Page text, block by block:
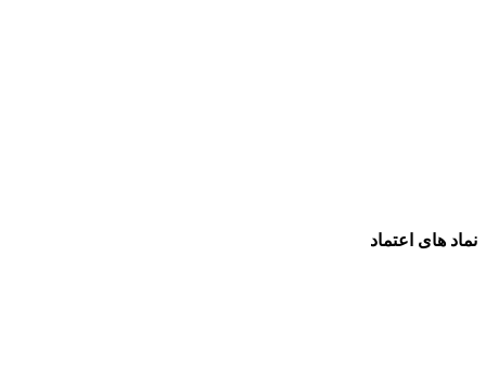
نماد های اعتماد